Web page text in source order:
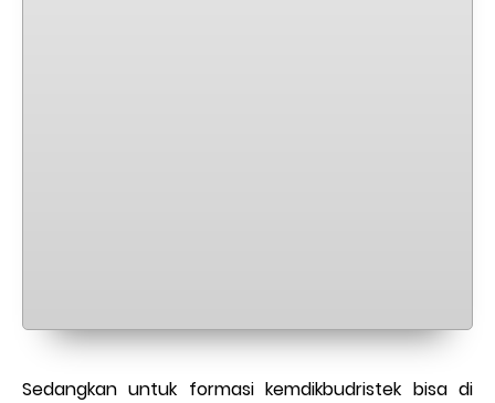
Sedangkan untuk formasi kemdikbudristek bisa di